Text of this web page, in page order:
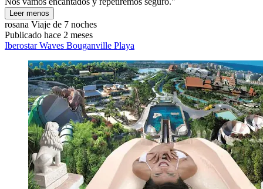
Leer menos
rosana Viaje de 7 noches
Publicado hace 2 meses
Iberostar Waves Bouganville Playa